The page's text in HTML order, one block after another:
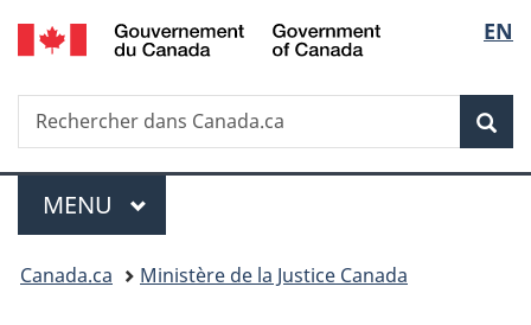
Passer
au
principal
Passer
à
Au
du
Passer
à
version
simplifiée
de
la
EN
Recherche
Rechercher
dans
Menu
MENU PRINCIPAL
Vous
Canada.ca Ministère de la Justice Canada